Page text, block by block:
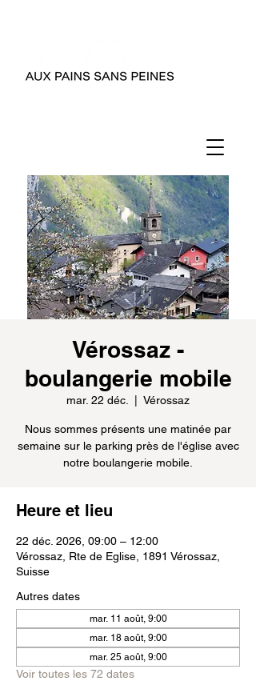
Vérossaz -
boulangerie mobile
mar. 22 déc. Vérossaz
Nous sommes présents une matinée par
semaine sur le parking près de l'église avec
notre boulangerie mobile.
Heure et lieu
22 déc. 2026, 09:00 – 12:00
Vérossaz, Rte de Eglise, 1891 Vérossaz,
Suisse
Autres dates
mar. 11 août, 9:00
mar. 18 août, 9:00
mar. 25 août, 9:00
Voir toutes les 72 dates